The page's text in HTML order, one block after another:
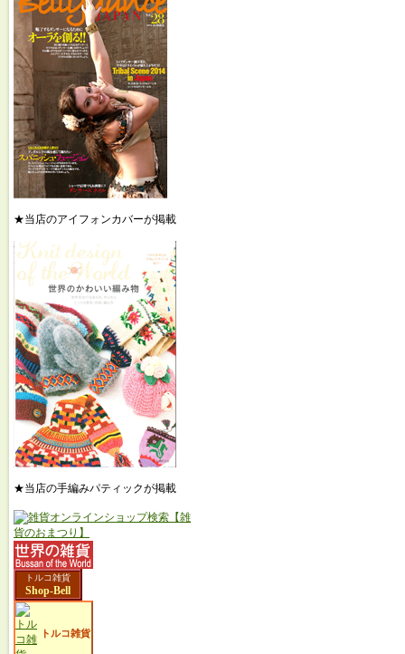
★当店のアイフォンカバーが掲載
★当店の手編みパティックが掲載
トルコ雑貨
Shop-Bell
トルコ雑貨